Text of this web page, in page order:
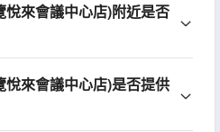
來會議中心店)附近是否
來會議中心店)是否提供